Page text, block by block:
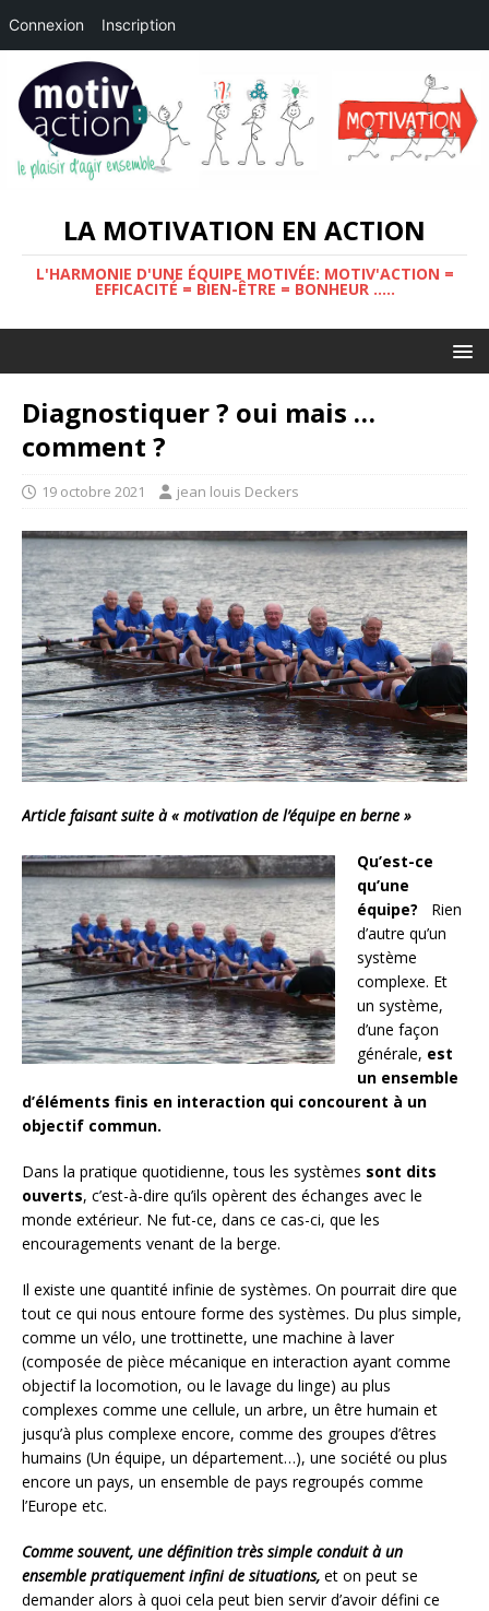
Connexion Inscription
LA MOTIVATION EN ACTION
L'HARMONIE D'UNE ÉQUIPE MOTIVÉE: MOTIV'ACTION =
EFFICACITÉ = BIEN-ÊTRE = BONHEUR .....
Diagnostiquer ? oui mais …
comment ?
19 octobre 2021 jean louis Deckers
Article faisant suite à « motivation de l’équipe en berne »
Qu’est-ce
qu’une
équipe?
Rien
d’autre qu’un
système
complexe. Et
un système,
d’une façon
générale, est
un ensemble
d’éléments finis en interaction qui concourent à un
objectif commun.
Dans la pratique quotidienne, tous les systèmes sont dits
ouverts, c’est-à-dire qu’ils opèrent des échanges avec le
monde extérieur. Ne fut-ce, dans ce cas-ci, que les
encouragements venant de la berge.
Il existe une quantité infinie de systèmes. On pourrait dire que
tout ce qui nous entoure forme des systèmes. Du plus simple,
comme un vélo, une trottinette, une machine à laver
(composée de pièce mécanique en interaction ayant comme
objectif la locomotion, ou le lavage du linge) au plus
complexes comme une cellule, un arbre, un être humain et
jusqu’à plus complexe encore, comme des groupes d’êtres
humains (Un équipe, un département…), une société ou plus
encore un pays, un ensemble de pays regroupés comme
l’Europe etc.
Comme souvent, une définition très simple conduit à un
ensemble pratiquement infini de situations, et on peut se
demander alors à quoi cela peut bien servir d’avoir défini ce